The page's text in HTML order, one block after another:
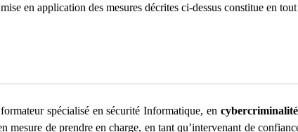
en application des mesures décrites ci-dessus constitue en
spécialisé en sécurité Informatique, en cybercriminalité
de prendre en charge, en tant qu’intervenant de